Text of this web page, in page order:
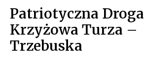
Patriotyczna Droga
Krzyżowa Turza –
Trzebuska